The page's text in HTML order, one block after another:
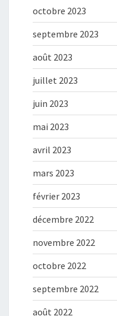
octobre 2023
septembre 2023
août 2023
juillet 2023
juin 2023
mai 2023
avril 2023
mars 2023
février 2023
décembre 2022
novembre 2022
octobre 2022
septembre 2022
août 2022